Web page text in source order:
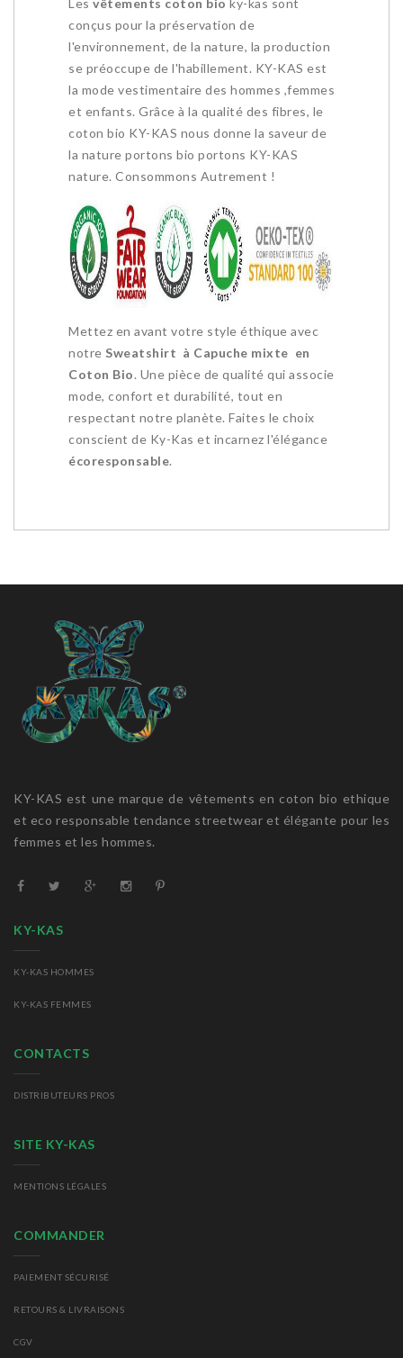
Les vêtements coton bio ky-kas sont
conçus pour la préservation de
l'environnement, de la nature, la production
se préoccupe de l'habillement. KY-KAS est
la mode vestimentaire des hommes ,femmes
et enfants. Grâce à la qualité des fibres, le
coton bio KY-KAS nous donne la saveur de
la nature portons bio portons KY-KAS
nature. Consommons Autrement !
Mettez en avant votre style éthique avec
notre Sweatshirt à Capuche mixte en
Coton Bio. Une pièce de qualité qui associe
mode, confort et durabilité, tout en
respectant notre planète. Faites le choix
conscient de Ky-Kas et incarnez l'élégance
écoresponsable.
KY-KAS est une marque de vêtements en coton bio ethique
et eco responsable tendance streetwear et élégante pour les
femmes et les hommes.
KY-KAS
KY-KAS HOMMES
KY-KAS FEMMES
CONTACTS
DISTRIBUTEURS PROS
SITE KY-KAS
MENTIONS LÉGALES
COMMANDER
PAIEMENT SÉCURISÉ
RETOURS & LIVRAISONS
CGV